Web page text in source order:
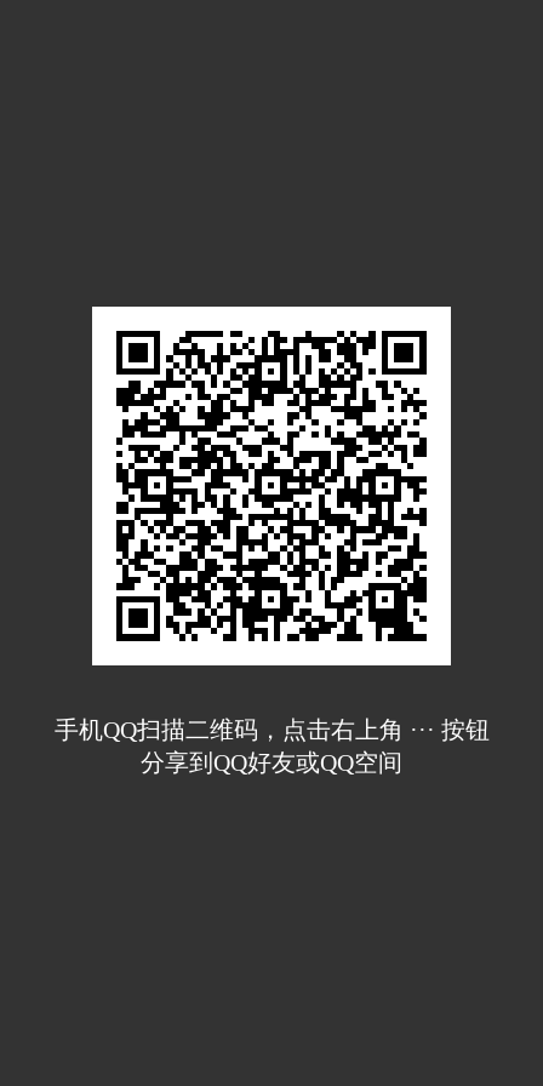
手机QQ扫描二维码，点击右上角 ··· 按钮
分享到QQ好友或QQ空间